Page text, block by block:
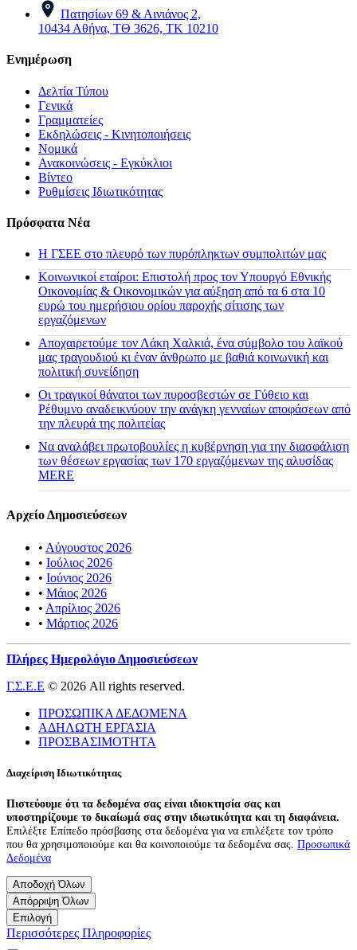
Πατησίων 69 & Αινιάνος 2,
10434 Αθήνα, ΤΘ 3626, ΤΚ 10210
Ενημέρωση
Δελτία Τύπου
Γενικά
Γραμματείες
Εκδηλώσεις - Κινητοποιήσεις
Νομικά
Ανακοινώσεις - Εγκύκλιοι
Βίντεο
Ρυθμίσεις Ιδιωτικότητας
Πρόσφατα Νέα
H ΓΣΕΕ στο πλευρό των πυρόπληκτων συμπολιτών μας
Κοινωνικοί εταίροι: Επιστολή προς τον Υπουργό Εθνικής
Οικονομίας & Οικονομικών για αύξηση από τα 6 στα 10
ευρώ του ημερήσιου ορίου παροχής σίτισης των
εργαζόμενων
Αποχαιρετούμε τον Λάκη Χαλκιά, ένα σύμβολο του λαϊκού
μας τραγουδιού κι έναν άνθρωπο με βαθιά κοινωνική και
πολιτική συνείδηση
Οι τραγικοί θάνατοι των πυροσβεστών σε Γύθειο και
Ρέθυμνο αναδεικνύουν την ανάγκη γενναίων αποφάσεων από
την πλευρά της πολιτείας
Να αναλάβει πρωτοβουλίες η κυβέρνηση για την διασφάλιση
των θέσεων εργασίας των 170 εργαζόμενων της αλυσίδας
MERE
Αρχείο Δημοσιεύσεων
• Αύγουστος 2026
• Ιούλιος 2026
• Ιούνιος 2026
• Μάιος 2026
• Απρίλιος 2026
• Μάρτιος 2026
Πλήρες Ημερολόγιο Δημοσιεύσεων
Γ.Σ.Ε.Ε © 2026 All rights reserved.
ΠΡΟΣΩΠΙΚΑ ΔΕΔΟΜΕΝΑ
ΑΔΗΛΩΤΗ ΕΡΓΑΣΙΑ
ΠΡΟΣΒΑΣΙΜΟΤΗΤΑ
Διαχείριση Ιδιωτικότητας
Πιστεύουμε ότι τα δεδομένα σας είναι ιδιοκτησία σας και
υποστηρίζουμε το δικαίωμά σας στην ιδιωτικότητα και τη διαφάνεια.
Επιλέξτε Επίπεδο πρόσβασης στα δεδομένα για να επιλέξετε τον τρόπο
που θα χρησιμοποιούμε και θα κοινοποιούμε τα δεδομένα σας. Προσωπικά
Δεδομένα
Αποδοχή Όλων
Απόρριψη Όλων
Επιλογή
Περισσότερες Πληροφορίες